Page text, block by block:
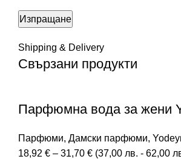
Shipping & Delivery
Свързани продукти
Парфюмна вода за жени
Парфюми, Дамски парфюми,
18,92 € – 31,70 € (37,00 лв. - 62,00